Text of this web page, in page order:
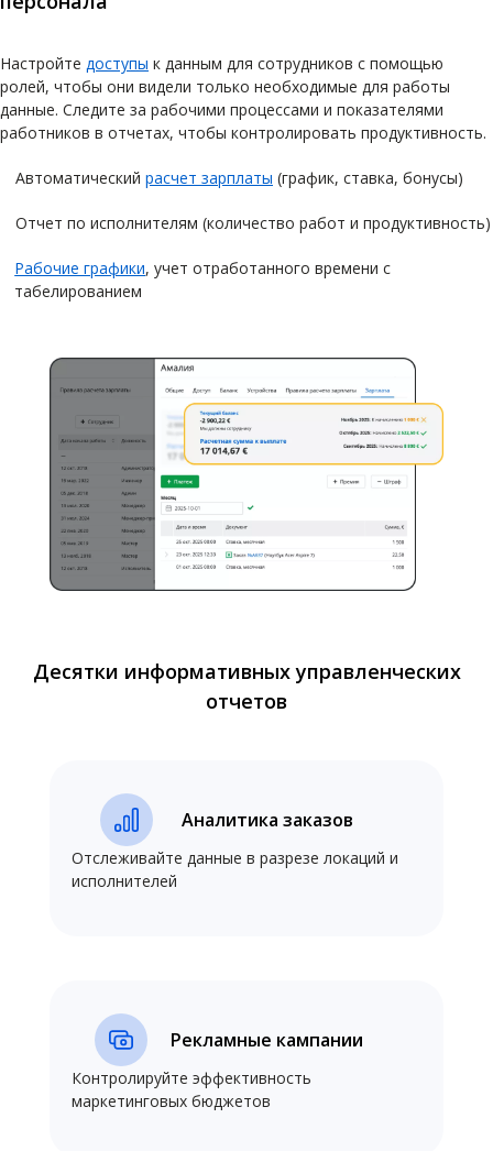
Настройте доступы к данным для сотрудников с помощью
ролей, чтобы они видели только необходимые для работы
данные. Следите за рабочими процессами и показателями
работников в отчетах, чтобы контролировать продуктивность.
Автоматический расчет зарплаты (график, ставка, бонусы)
Отчет по исполнителям (количество работ и продуктивность)
Рабочие графики, учет отработанного времени с
табелированием
Десятки информативных управленческих
отчетов
Аналитика заказов
Отслеживайте данные в разрезе локаций и
исполнителей
Рекламные кампании
Контролируйте эффективность
маркетинговых бюджетов